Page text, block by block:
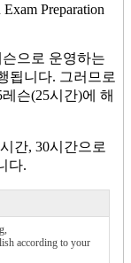
Preparation
으로 운영하는
됩니다. 그러므로
슨(25시간)에 해
간, 30시간으로
다.
according to your